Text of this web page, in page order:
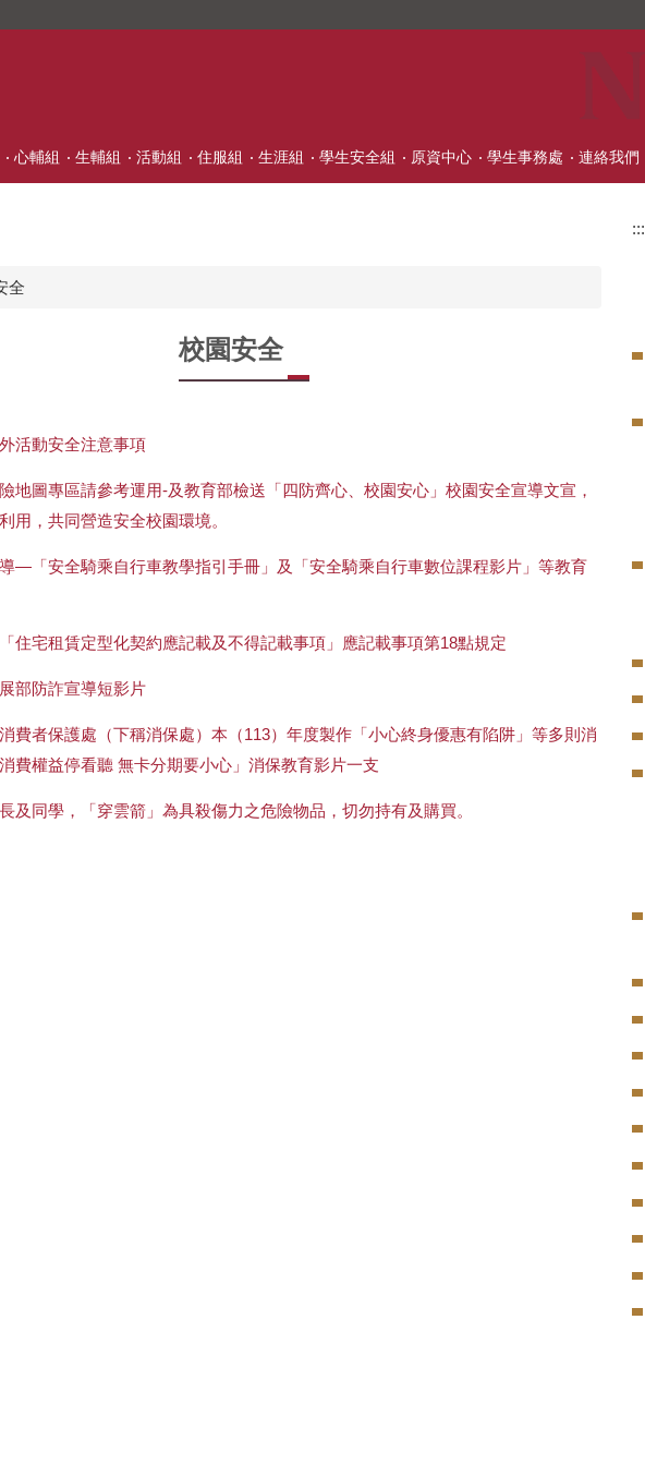
心輔組 生輔組 活動組 住服組 生涯組 學生安全組 原資中心 學生事務處 連絡我們
全
校園安全
活動安全注意事項
地圖專區請參考運用-及教育部檢送「四防齊心、校園安心」校園安全宣導文宣，
用，共同營造安全校園環境。
—「安全騎乘自行車教學指引手冊」及「安全騎乘自行車數位課程影片」等教育
住宅租賃定型化契約應記載及不得記載事項」應記載事項第18點規定
部防詐宣導短影片
費者保護處（下稱消保處）本（113）年度製作「小心終身優惠有陷阱」等多則消
費權益停看聽 無卡分期要小心」消保教育影片一支
及同學，「穿雲箭」為具殺傷力之危險物品，切勿持有及購買。
:::